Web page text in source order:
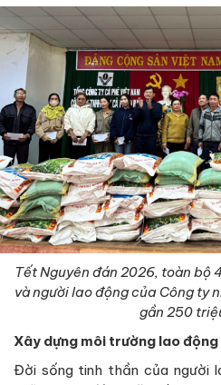
Tết Nguyên đán 2026, toàn bộ
và người lao động của Công ty
gần 250
Xây dựng môi trường lao
Đời sống tinh thần của người